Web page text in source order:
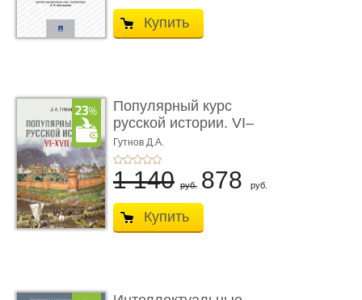
Купить
Популярный курс
русской истории. VI–
XVII вв. Учеб ...
Гутнов Д.А.
1 140 руб. 878 руб.
Купить